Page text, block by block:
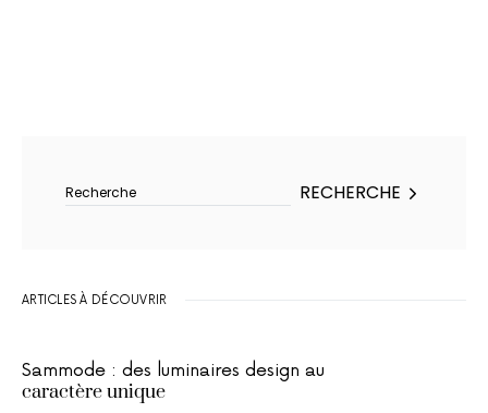
RECHERCHE
ARTICLES À DÉCOUVRIR
Sammode : des luminaires design au
caractère unique